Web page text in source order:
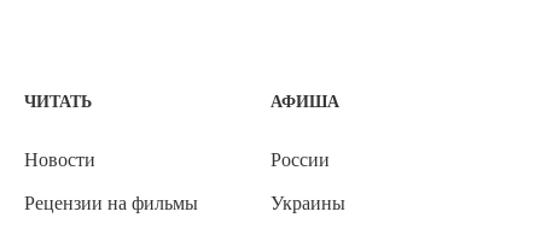
ЧИТАТЬ
Новости
Рецензии на фильмы
АФИША
России
Украины